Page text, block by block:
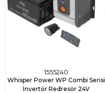
1555240
Whisper Power WP Combi Serisi
İnvertör Redresör 24V